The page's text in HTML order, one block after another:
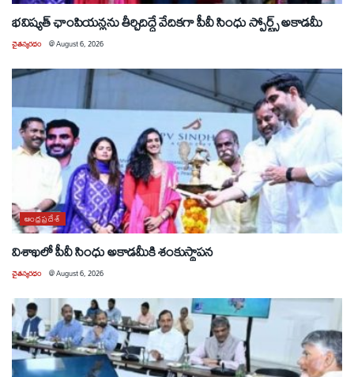
భవిష్యత్ ఛాంపియన్లను తీర్చిదిద్దే వేదికగా పీవీ సింధు స్పోర్ట్స్ అకాడమీ
చైతన్యరధం @August 6, 2026
ఆంధ్రప్రదేశ్
విశాఖలో పీవీ సింధు అకాడమీకి శంకుస్థాపన
చైతన్యరధం @August 6, 2026